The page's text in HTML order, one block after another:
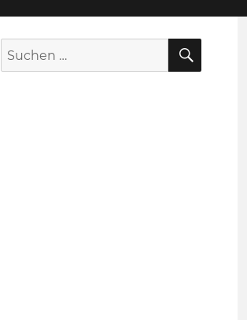
Suche
nach: